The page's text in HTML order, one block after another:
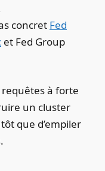
concret Fed
et Fed Group
à forte
un cluster
que d’empiler